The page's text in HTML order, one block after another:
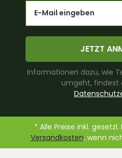
JETZT
Informationen dazu, wie
umgeht, findest
* Alle Preise inkl.
Versandkosten, wenn